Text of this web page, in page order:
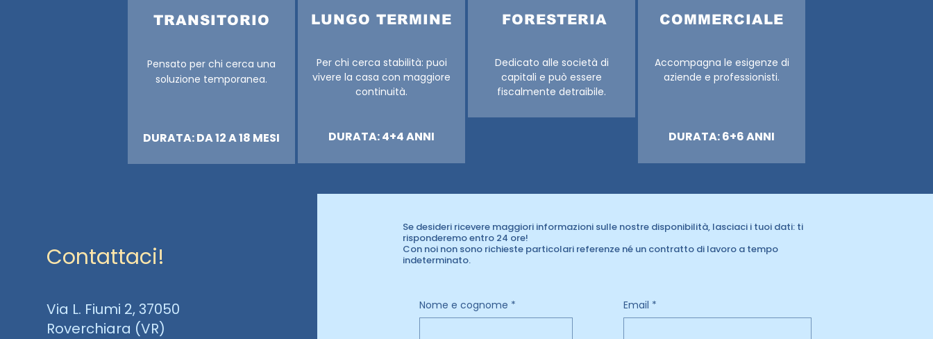
TRANSITORIO
Pensato per chi cerca una
soluzione temporanea.
DURATA: DA 12 A 18 MESI
LUNGO TERMINE
Per chi cerca stabilità: puoi
vivere la casa con maggiore
continuità.
DURATA: 4+4 ANNI
FORESTERIA
Dedicato alle società di
capitali e può essere
fiscalmente detraibile.
COMMERCIALE
Accompagna le esigenze di
aziende e professionisti.
DURATA: 6+6 ANNI
Contattaci!
Via L. Fiumi 2, 37050
Roverchiara (VR)
Se desideri ricevere maggiori informazioni sulle nostre disponibilità, lasciaci i tuoi dati: ti
risponderemo entro 24 ore!
Con noi non sono richieste particolari referenze né un contratto di lavoro a tempo
indeterminato.
Nome e cognome * Email *